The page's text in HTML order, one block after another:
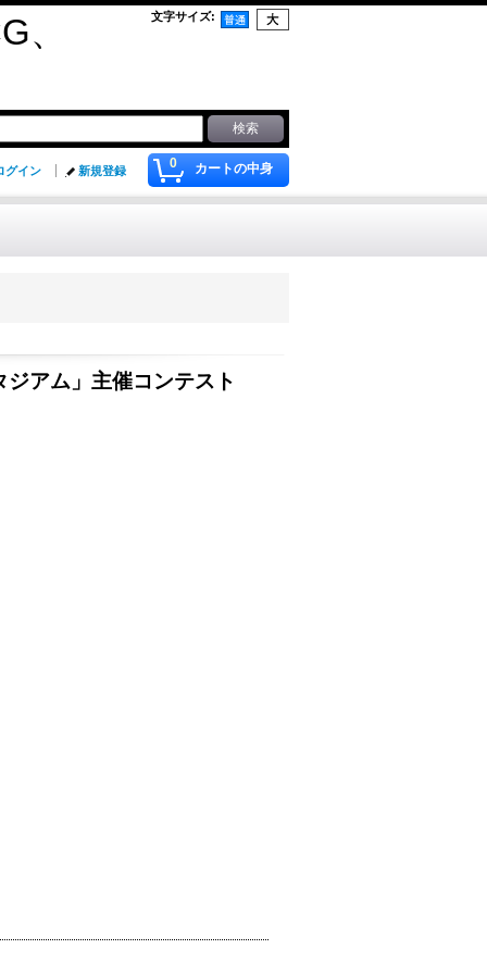
、 文字サイズ:
0 カートの中身
グイン 新規登録
アム」主催コンテスト